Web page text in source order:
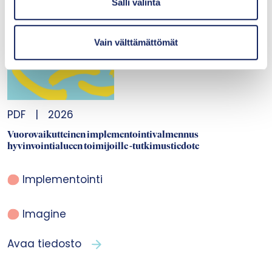
Salli valinta
Vain välttämättömät
PDF | 2026
Vuorovaikutteinen implementointivalmennus
hyvinvointialueen toimijoille -tutkimustiedote
Implementointi
Imagine
Avaa tiedosto